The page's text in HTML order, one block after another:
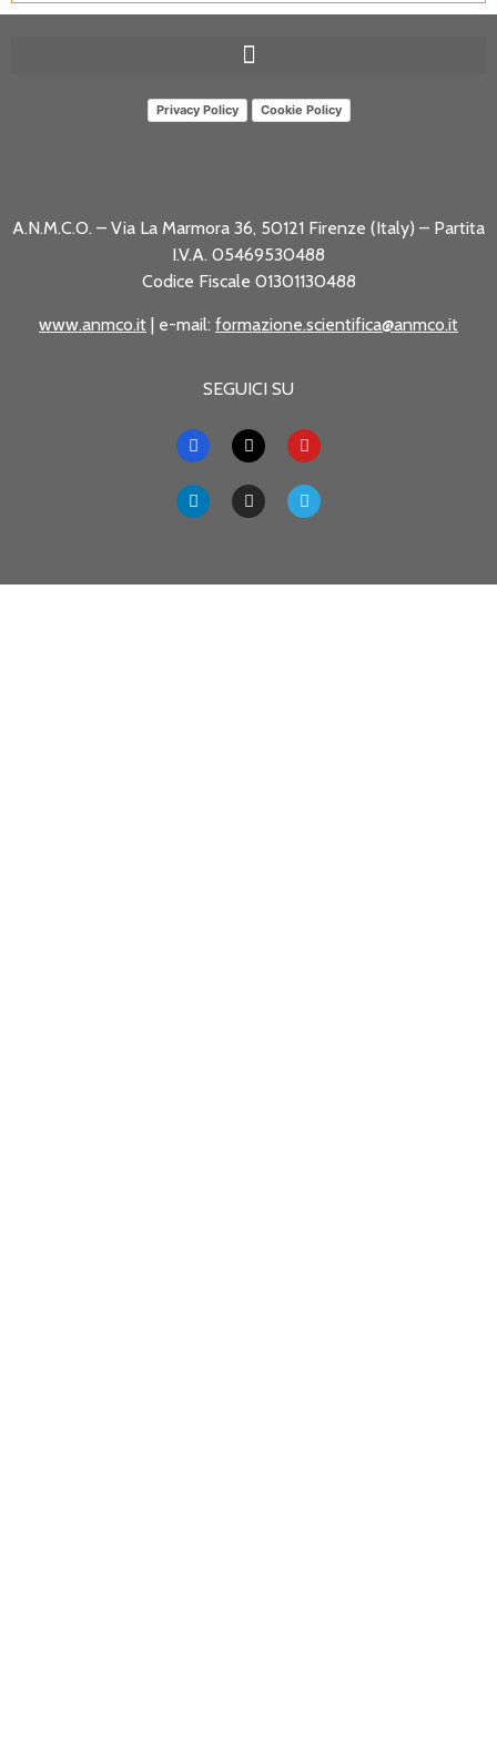
Privacy Policy Cookie Policy
A.N.M.C.O. – Via La Marmora 36, 50121 Firenze (Italy) – Partita
I.V.A. 05469530488
Codice Fiscale 01301130488
www.anmco.it | e-mail: formazione.scientifica@anmco.it
SEGUICI SU